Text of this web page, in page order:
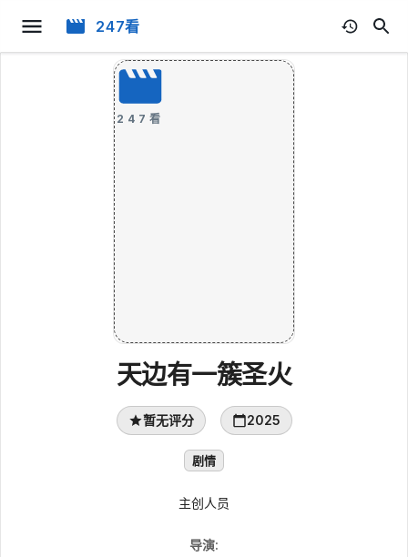
247看
247看
天边有一簇圣火
暂无评分 2025
剧情
主创人员
导演: